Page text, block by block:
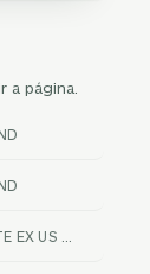
a página.